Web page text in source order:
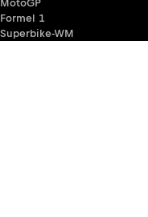
MotoGP
Formel 1
Superbike-WM